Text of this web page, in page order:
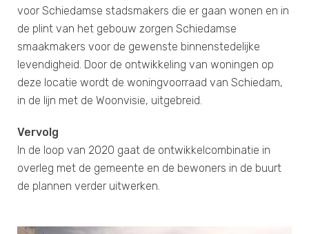
voor Schiedamse stadsmakers die er gaan wonen en in
de plint van het gebouw zorgen Schiedamse
smaakmakers voor de gewenste binnenstedelijke
levendigheid. Door de ontwikkeling van woningen op
deze locatie wordt de woningvoorraad van Schiedam,
in de lijn met de Woonvisie, uitgebreid.
Vervolg
In de loop van 2020 gaat de ontwikkelcombinatie in
overleg met de gemeente en de bewoners in de buurt
de plannen verder uitwerken.